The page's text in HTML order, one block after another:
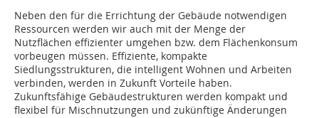
Neben den für die Errichtung der Gebäude notwendigen
Ressourcen werden wir auch mit der Menge der
Nutzflächen effizienter umgehen bzw. dem Flächenkonsum
vorbeugen müssen. Effiziente, kompakte
Siedlungsstrukturen, die intelligent Wohnen und Arbeiten
verbinden, werden in Zukunft Vorteile haben.
Zukunftsfähige Gebäudestrukturen werden kompakt und
flexibel für Misch­nutzungen und zukünftige Änderungen